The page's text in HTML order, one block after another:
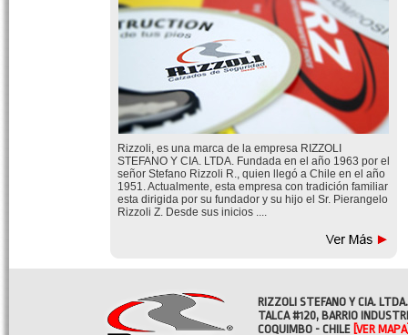
Rizzoli, es una marca de la empresa RIZZOLI
STEFANO Y CIA. LTDA. Fundada en el año 1963 por el
señor Stefano Rizzoli R., quien llegó a Chile en el año
1951. Actualmente, esta empresa con tradición familiar
esta dirigida por su fundador y su hijo el Sr. Pierangelo
Rizzoli Z. Desde sus inicios ....
RIZZOLI STEFANO Y CIA. LTDA.
TALCA #120, BARRIO
COQUIMBO - CHILE [VER